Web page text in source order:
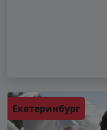
Екатеринбург